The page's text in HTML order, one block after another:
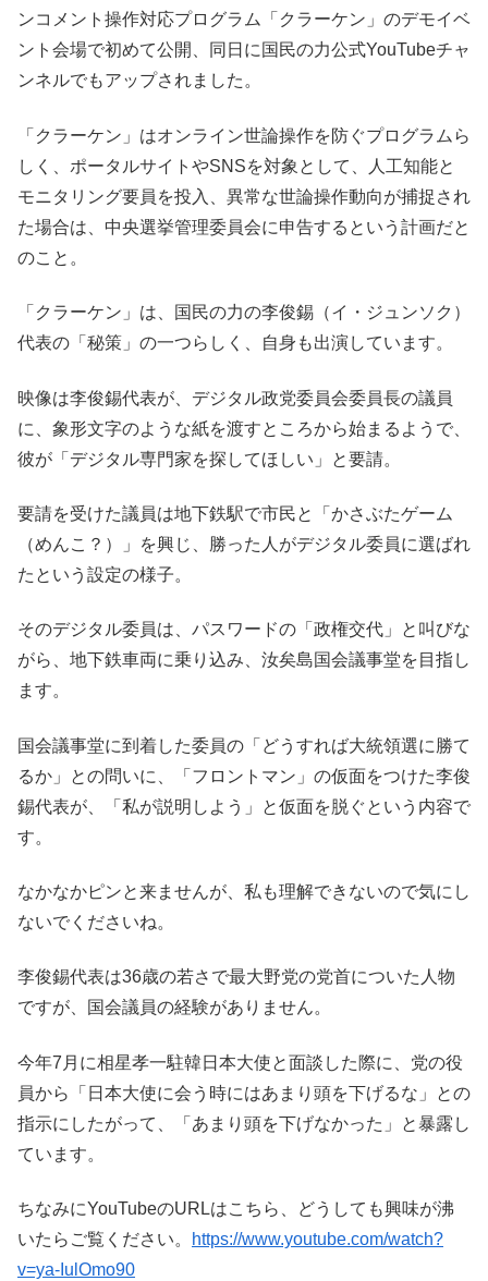
ンコメント操作対応プログラム「クラーケン」のデモイベ
ント会場で初めて公開、同日に国民の力公式YouTubeチャ
ンネルでもアップされました。
「クラーケン」はオンライン世論操作を防ぐプログラムら
しく、ポータルサイトやSNSを対象として、人工知能と
モニタリング要員を投入、異常な世論操作動向が捕捉され
た場合は、中央選挙管理委員会に申告するという計画だと
のこと。
「クラーケン」は、国民の力の李俊錫（イ・ジュンソク）
代表の「秘策」の一つらしく、自身も出演しています。
映像は李俊錫代表が、デジタル政党委員会委員長の議員
に、象形文字のような紙を渡すところから始まるようで、
彼が「デジタル専門家を探してほしい」と要請。
要請を受けた議員は地下鉄駅で市民と「かさぶたゲーム
（めんこ？）」を興じ、勝った人がデジタル委員に選ばれ
たという設定の様子。
そのデジタル委員は、パスワードの「政権交代」と叫びな
がら、地下鉄車両に乗り込み、汝矣島国会議事堂を目指し
ます。
国会議事堂に到着した委員の「どうすれば大統領選に勝て
るか」との問いに、「フロントマン」の仮面をつけた李俊
錫代表が、「私が説明しよう」と仮面を脱ぐという内容で
す。
なかなかピンと来ませんが、私も理解できないので気にし
ないでくださいね。
李俊錫代表は36歳の若さで最大野党の党首についた人物
ですが、国会議員の経験がありません。
今年7月に相星孝一駐韓日本大使と面談した際に、党の役
員から「日本大使に会う時にはあまり頭を下げるな」との
指示にしたがって、「あまり頭を下げなかった」と暴露し
ています。
ちなみにYouTubeのURLはこちら、どうしても興味が沸
いたらご覧ください。
https://www.youtube.com/watch?
v=ya-IulOmo90